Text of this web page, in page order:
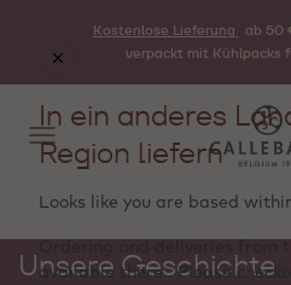
Kostenlose Lieferung
ab 50
verpackt mit Kühlpacks
Unsere Geschichte
In ein anderes
Region liefern
Looks like you are based
Ordering and deliveries from
available there . Please